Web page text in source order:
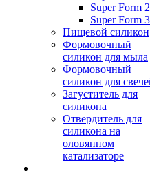
Super Form
Super Form
Пищевой силикон
Формовочный
силикон для мыла
Формовочный
силикон для
Загуститель для
силикона
Отвердитель для
силикона на
оловянном
катализаторе